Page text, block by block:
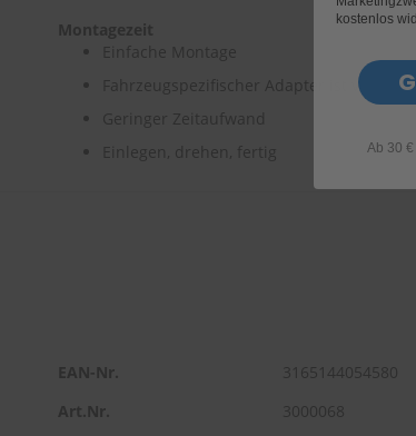
Montagezeit
Einfache Montage
Fahrzeugspezifischer Adapter ist
Geringer Zeitaufwand
Einlegen, drehen, fertig
EAN-Nr.
3165144054580
Art.Nr.
3000068
kostenlos
Ab 30